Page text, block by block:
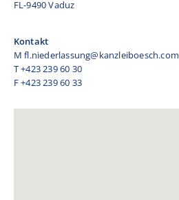
FL-9490 Vaduz
Kontakt
Mfl.niederlassung@kanzleiboesch.com
T +423 239 60 30
F +423 239 60 33